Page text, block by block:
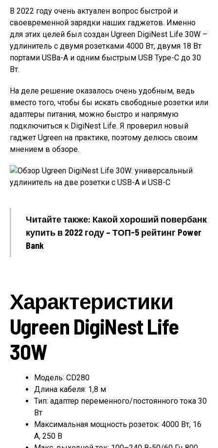
В 2022 году очень актуален вопрос быстрой и
своевременной зарядки наших гаджетов. Именно
для этих целей был создан Ugreen DigiNest Life 30W –
удлинитель с двумя розетками 4000 Вт, двумя 18 Вт
портами USBа-A и одним быстрым USB Type-C до 30
Вт.
На деле решение оказалось очень удобным, ведь
вместо того, чтобы бы искать свободные розетки или
адаптеры питания, можно быстро и напрямую
подключиться к DigiNest Life. Я проверил новый
гаджет Ugreen на практике, поэтому делюсь своим
мнением в обзоре.
Читайте также: Какой хороший повербанк
купить в 2022 году – ТОП-5 рейтинг Power
Bank
Характеристики
Ugreen DigiNest Life
30W
Модель: CD280
Длина кабеля: 1,8 м
Тип: адаптер переменного/постоянного тока 30
Вт
Максимальная мощность розеток: 4000 Вт, 16
А, 250 В